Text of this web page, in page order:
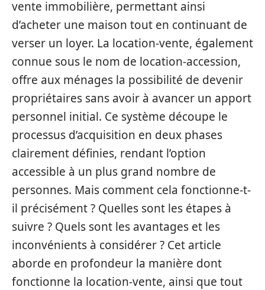
vente immobilière, permettant ainsi
d’acheter une maison tout en continuant de
verser un loyer. La location-vente, également
connue sous le nom de location-accession,
offre aux ménages la possibilité de devenir
propriétaires sans avoir à avancer un apport
personnel initial. Ce système découpe le
processus d’acquisition en deux phases
clairement définies, rendant l’option
accessible à un plus grand nombre de
personnes. Mais comment cela fonctionne-t-
il précisément ? Quelles sont les étapes à
suivre ? Quels sont les avantages et les
inconvénients à considérer ? Cet article
aborde en profondeur la manière dont
fonctionne la location-vente, ainsi que tout